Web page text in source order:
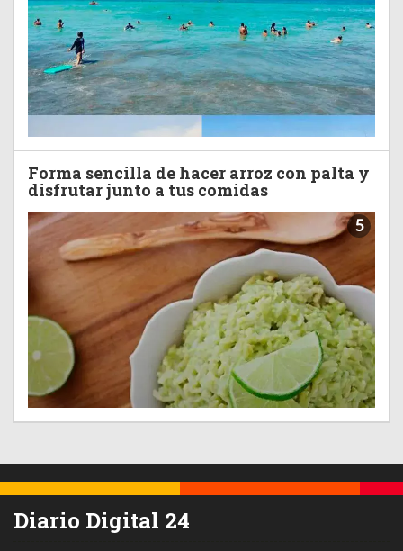
Forma sencilla de hacer arroz con palta y
disfrutar junto a tus comidas
5
Diario Digital 24